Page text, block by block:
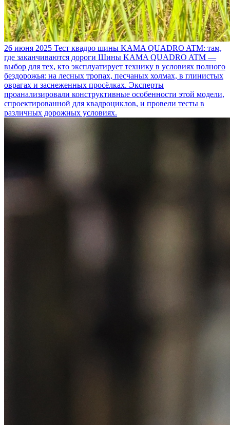
26 июня 2025 Тест квадро шины KAMA QUADRO ATM: там,
где заканчиваются дороги Шины KAMA QUADRO ATM —
выбор для тех, кто эксплуатирует технику в условиях полного
бездорожья: на лесных тропах, песчаных холмах, в глинистых
оврагах и заснеженных просёлках. Эксперты
проанализировали конструктивные особенности этой модели,
спроектированной для квадроциклов, и провели тесты в
различных дорожных условиях.